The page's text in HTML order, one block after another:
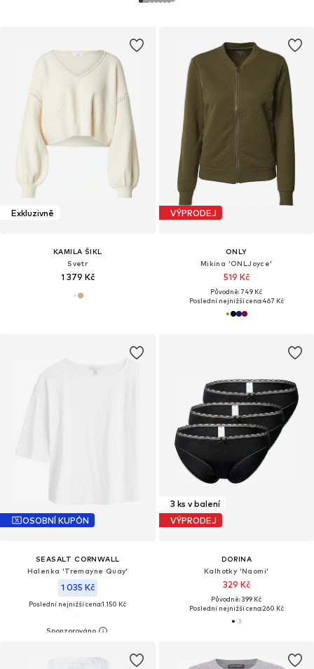
Exkluzivně
KAMILA ŠIKL
Svetr
1 379 Kč
VÝPRODEJ
ONLY
Mikina 'ONLJoyce'
519 Kč
Původně: 749 Kč
Poslední nejnižší cena:467 Kč
OSOBNÍ KUPÓN
SEASALT CORNWALL
Halenka 'Tremayne Quay'
1 035 Kč
Poslední nejnižší cena:1 150 Kč
3 ks v balení
VÝPRODEJ
DORINA
Kalhotky 'Naomi'
329 Kč
Původně: 399 Kč
Poslední nejnižší cena:260 Kč